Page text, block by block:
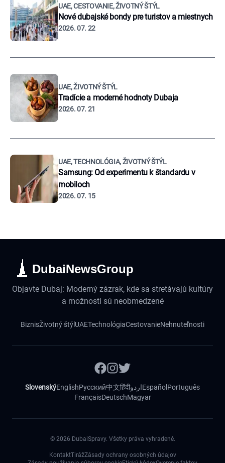
UAE, CESTOVANIE, ŽIVOTNÝ ŠTÝL
Nové dubajské bondy pre turistov a miestnych
2026. 07. 22
UAE, ŽIVOTNÝ ŠTÝL
Tradície a moderné hodnoty Dubaja
2026. 07. 21
UAE, TECHNOLÓGIA, ŽIVOTNÝ ŠTÝL
Samsung: Od experimentu k štandardu v
mobiloch
2026. 07. 15
DubaiNewsGroup
Objavte Dubaj: Moderný zázrak, kde sa stretávajú kultúry
a možnosti sú neobmedzené
BiznisŽivotný štýl UAETechnológiaCestovanieNehnuteľnosti
SlovenskýEnglishРусский中文हिंदीاردوEspañol Português
FrançaisDeutschMagyar
© 2026 DubaiSpravy. Všetky práva vyhradené.
KontaktTirážZásady ochrany osobných údajov